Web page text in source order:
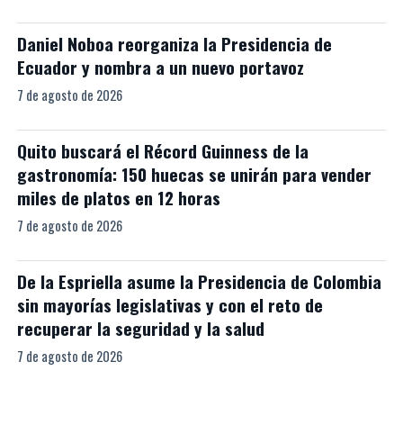
Daniel Noboa reorganiza la Presidencia de
Ecuador y nombra a un nuevo portavoz
7 de agosto de 2026
Quito buscará el Récord Guinness de la
gastronomía: 150 huecas se unirán para vender
miles de platos en 12 horas
7 de agosto de 2026
De la Espriella asume la Presidencia de Colombia
sin mayorías legislativas y con el reto de
recuperar la seguridad y la salud
7 de agosto de 2026